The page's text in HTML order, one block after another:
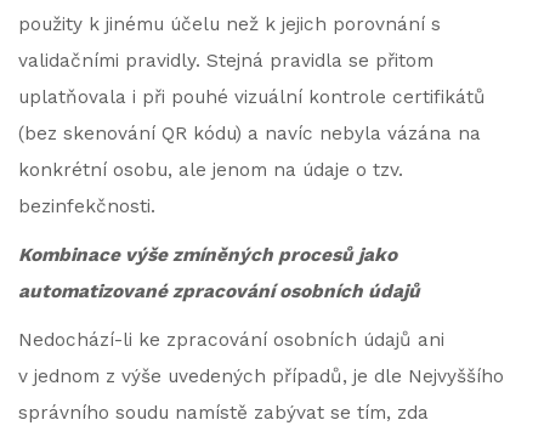
použity k jinému účelu než k jejich porovnání s
validačními pravidly. Stejná pravidla se přitom
uplatňovala i při pouhé vizuální kontrole certifikátů
(bez skenování QR kódu) a navíc nebyla vázána na
konkrétní osobu, ale jenom na údaje o tzv.
bezinfekčnosti.
Kombinace výše zmíněných procesů jako
automatizované zpracování osobních údajů
Nedochází-li ke zpracování osobních údajů ani
v jednom z výše uvedených případů, je dle Nejvyššího
správního soudu namístě zabývat se tím, zda